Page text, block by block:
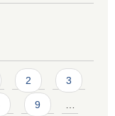
2 3
9 …